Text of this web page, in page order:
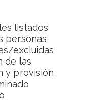
listados
personas
excluidas
de las
y provisión